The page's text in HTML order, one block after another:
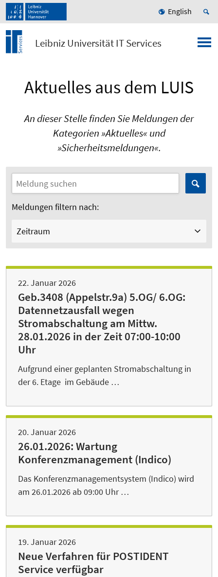
English
Leibniz Universität IT Services
Aktuelles aus dem LUIS
An dieser Stelle finden Sie Meldungen der
Kategorien »Aktuelles« und
»Sicherheitsmeldungen«.
Meldungen filtern nach:
Zeitraum
22. Januar 2026
Geb.3408 (Appelstr.9a) 5.OG/ 6.OG:
Datennetzausfall wegen
Stromabschaltung am Mittw.
28.01.2026 in der Zeit 07:00-10:00
Uhr
Aufgrund einer geplanten Stromabschaltung in
der 6. Etage im Gebäude …
20. Januar 2026
26.01.2026: Wartung
Konferenzmanagement (Indico)
Das Konferenzmanagementsystem (Indico) wird
am 26.01.2026 ab 09:00 Uhr …
19. Januar 2026
Neue Verfahren für POSTIDENT
Service verfügbar